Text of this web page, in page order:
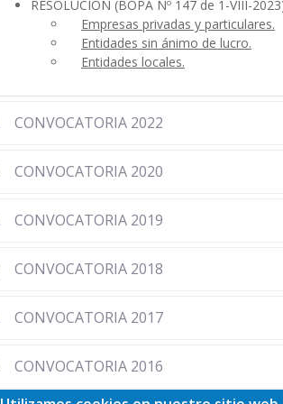
RESOLUCIÓN (BOPA Nº 147 de 1-VIII-
Empresas privadas y particulares.
Entidades sin ánimo de lucro.
Entidades locales.
CONVOCATORIA 2022
CONVOCATORIA 2020
CONVOCATORIA 2019
CONVOCATORIA 2018
CONVOCATORIA 2017
CONVOCATORIA 2016